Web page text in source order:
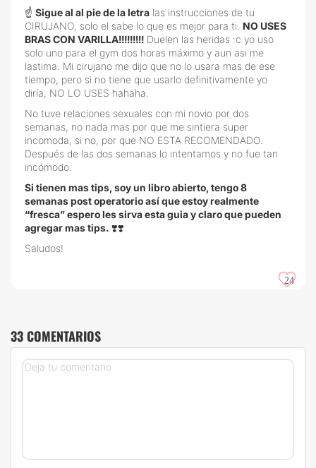
☝ Sigue al al pie de la letra las instrucciones de tu
CIRUJANO, solo el sabe lo que es mejor para ti. NO USES
BRAS CON VARILLA!!!!!!!!! Duelen las heridas :c yo uso
solo uno para el gym dos horas máximo y aun asi me
lastima. Mi cirujano me dijo que no lo usara mas de ese
tiempo, pero si no tiene que usarlo definitivamente yo
diría, NO LO USES hahaha.
No tuve relaciones sexuales con mi novio por dos
semanas, no nada mas por que me sintiera super
incomoda, si no, por que NO ESTA RECOMENDADO.
Después de las dos semanas lo intentamos y no fue tan
incómodo.
Si tienen mas tips, soy un libro abierto, tengo 8
semanas post operatorio así que estoy realmente
“fresca” espero les sirva esta guia y claro que pueden
agregar mas tips. ❣️❣️
Saludos!
24
33 COMENTARIOS